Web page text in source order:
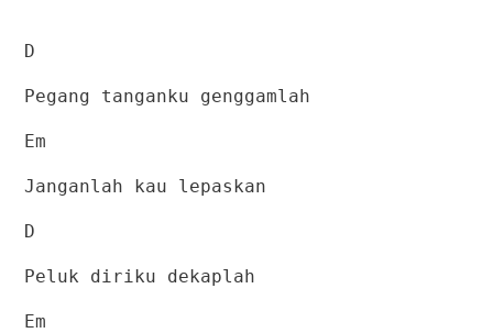
D
Pegang tanganku genggamlah
Em
Janganlah kau lepaskan
D
Peluk diriku dekaplah
Em